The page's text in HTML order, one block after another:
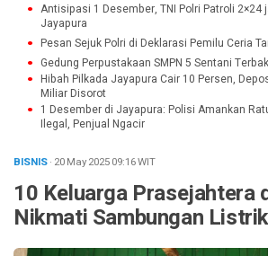
Antisipasi 1 Desember, TNI Polri Patroli 2×24
Jayapura
Pesan Sejuk Polri di Deklarasi Pemilu Ceria
Gedung Perpustakaan SMPN 5 Sentani
Hibah Pilkada Jayapura Cair 10 Persen,
Miliar Disorot
1 Desember di Jayapura: Polisi Amankan
Ilegal, Penjual Ngacir
BISNIS· 20 May 202509:16WIT
10 Keluarga Prasejahtera
Nikmati Sambungan